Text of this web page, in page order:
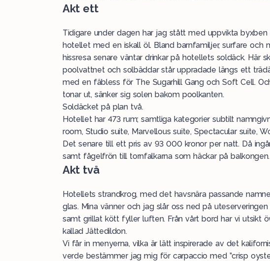
Akt ett
Tidigare under dagen har jag stått med uppvikta byxben
hotellet med en iskall öl. Bland barnfamiljer, surfare och
hissresa senare väntar drinkar på hotellets soldäck. Här
poolvattnet och solbäddar står uppradade längs ett
med en fäbless för The Sugarhill Gang och Soft Cell. Och
tonar ut, sänker sig solen bakom poolkanten.
Soldäcket på plan två.
Hotellet har 473 rum; samtliga kategorier subtilt
room, Studio suite, Marvellous suite, Spectacular suite,
Det senare till ett pris av 93 000 kronor per natt. Då
samt fågelfrön till tornfalkarna som häckar på balkongen.
Akt två
Hotellets strandkrog, med det havsnära passande
glas. Mina vänner och jag slår oss ned på
samt grillat kött fyller luften. Från vårt bord har vi utsikt
kallad Jättedildon.
Vi får in menyerna, vilka är lätt inspirerade av det
verde bestämmer jag mig för carpaccio med ”crisp